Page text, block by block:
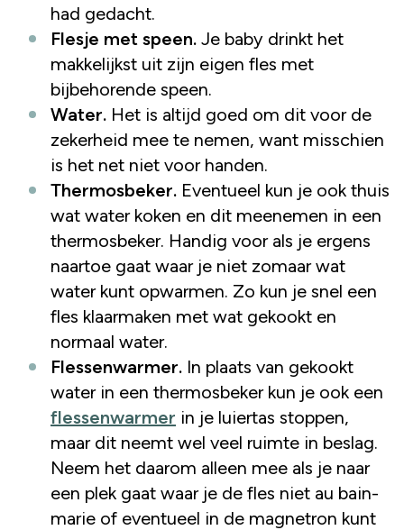
had gedacht.
Flesje met speen. Je baby drinkt het
makkelijkst uit zijn eigen fles met
bijbehorende speen.
Water. Het is altijd goed om dit voor de
zekerheid mee te nemen, want misschien
is het net niet voor handen.
Thermosbeker. Eventueel kun je ook thuis
wat water koken en dit meenemen in een
thermosbeker. Handig voor als je ergens
naartoe gaat waar je niet zomaar wat
water kunt opwarmen. Zo kun je snel een
fles klaarmaken met wat gekookt en
normaal water.
Flessenwarmer. In plaats van gekookt
water in een thermosbeker kun je ook een
flessenwarmer in je luiertas stoppen,
maar dit neemt wel veel ruimte in beslag.
Neem het daarom alleen mee als je naar
een plek gaat waar je de fles niet au bain-
marie of eventueel in de magnetron kunt